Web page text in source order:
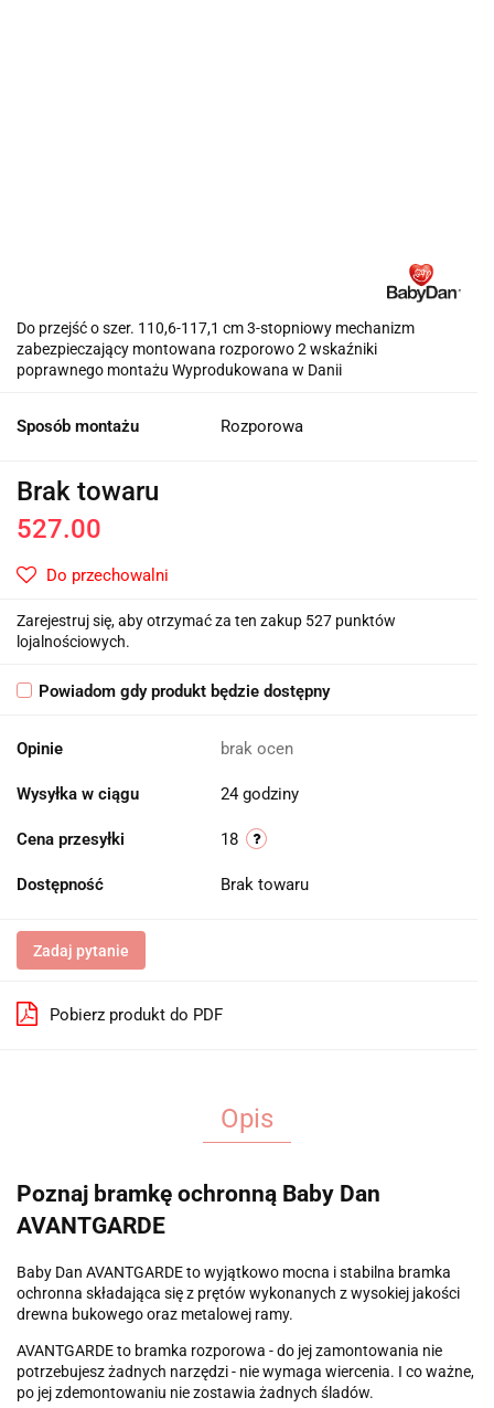
Do przejść o szer. 110,6-117,1 cm 3-stopniowy mechanizm
zabezpieczający montowana rozporowo 2 wskaźniki
poprawnego montażu Wyprodukowana w Danii
Sposób montażu Rozporowa
Brak towaru
527.00
Do przechowalni
Zarejestruj się, aby otrzymać za ten zakup 527 punktów
lojalnościowych.
Powiadom gdy produkt będzie dostępny
Opinie brak ocen
Wysyłka w ciągu 24 godziny
Cena przesyłki 18
Dostępność Brak towaru
Zadaj pytanie
Pobierz produkt do PDF
Opis
Poznaj bramkę ochronną Baby Dan
AVANTGARDE
Baby Dan AVANTGARDE to wyjątkowo mocna i stabilna bramka
ochronna składająca się z prętów wykonanych z wysokiej jakości
drewna bukowego oraz metalowej ramy.
AVANTGARDE to bramka rozporowa - do jej zamontowania nie
potrzebujesz żadnych narzędzi - nie wymaga wiercenia. I co ważne,
po jej zdemontowaniu nie zostawia żadnych śladów.